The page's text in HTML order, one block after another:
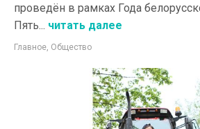
проведён в рамках Года
Пять... читать далее
Главное, Общество